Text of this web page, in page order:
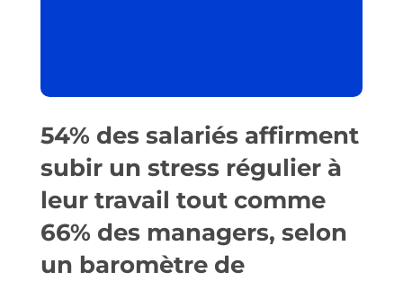
54% des salariés affirment
subir un stress régulier à
leur travail tout comme
66% des managers, selon
un baromètre de